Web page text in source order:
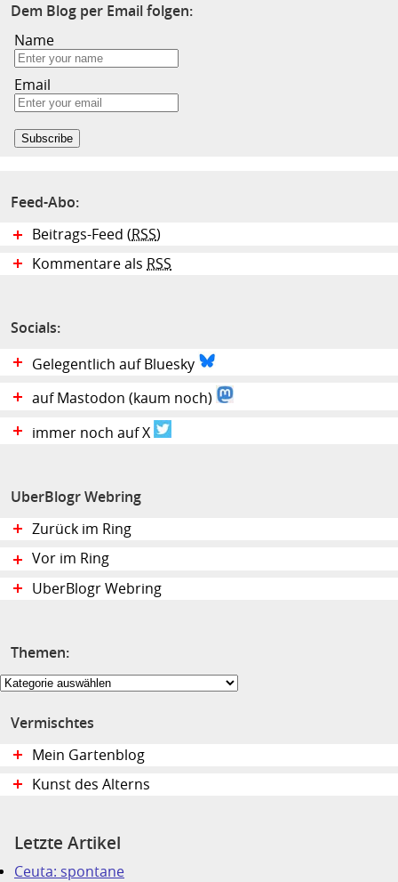
Dem Blog per Email folgen:
Name
Email
Feed-Abo:
Beitrags-Feed (RSS)
Kommentare als RSS
Socials:
Gelegentlich auf Bluesky
auf Mastodon (kaum noch)
immer noch auf X
UberBlogr Webring
Zurück im Ring
Vor im Ring
UberBlogr Webring
Themen:
Themen:
Vermischtes
Mein Gartenblog
Kunst des Alterns
Letzte Artikel
Ceuta: spontane